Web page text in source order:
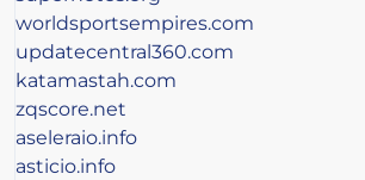
worldsportsempires.com
updatecentral360.com
katamastah.com
zqscore.net
aseleraio.info
asticio.info